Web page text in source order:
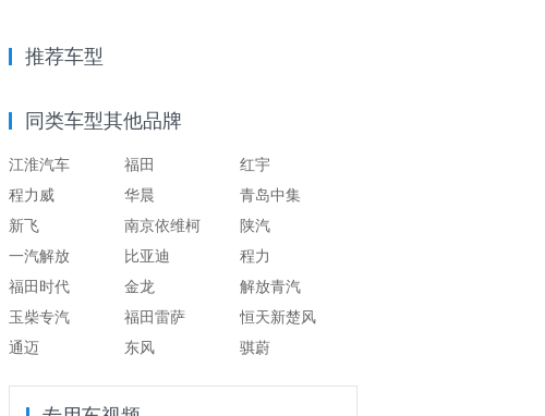
V7H危货牵引车获安徽客户青睐
推荐车型
同类车型其他品牌
江淮汽车 福田
红宇
程力威
华晨
青岛中集
新飞
南京依维柯
陕汽
一汽解放
比亚迪
程力
福田时代
金龙
解放青汽
玉柴专汽
福田雷萨
恒天新楚风
通迈
东风 骐蔚